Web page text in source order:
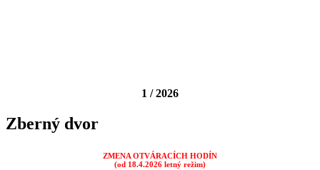
1 / 2026
Zberný dvor
ZMENA OTVÁRACÍCH HODÍN
(od 18.4.2026 letný režim)